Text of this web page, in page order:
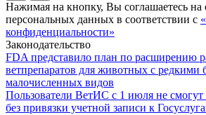
Нажимая на кнопку, Вы соглашаетесь на
персональных данных в соответствии с
конфиденциальности»
Законодательство
FDA представило план по расширению
ветпрепаратов для животных с редкими
малочисленных видов
Пользователи ВетИС с 1 июля не
без привязки учетной записи к